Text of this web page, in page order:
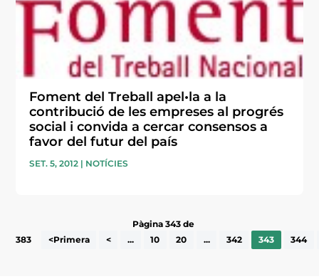
Foment del Treball apel•la a la
contribució de les empreses al progrés
social i convida a cercar consensos a
favor del futur del país
SET. 5, 2012 | NOTÍCIES
Pàgina 343 de
383
<Primera < ... 10 20 ... 342 343 344